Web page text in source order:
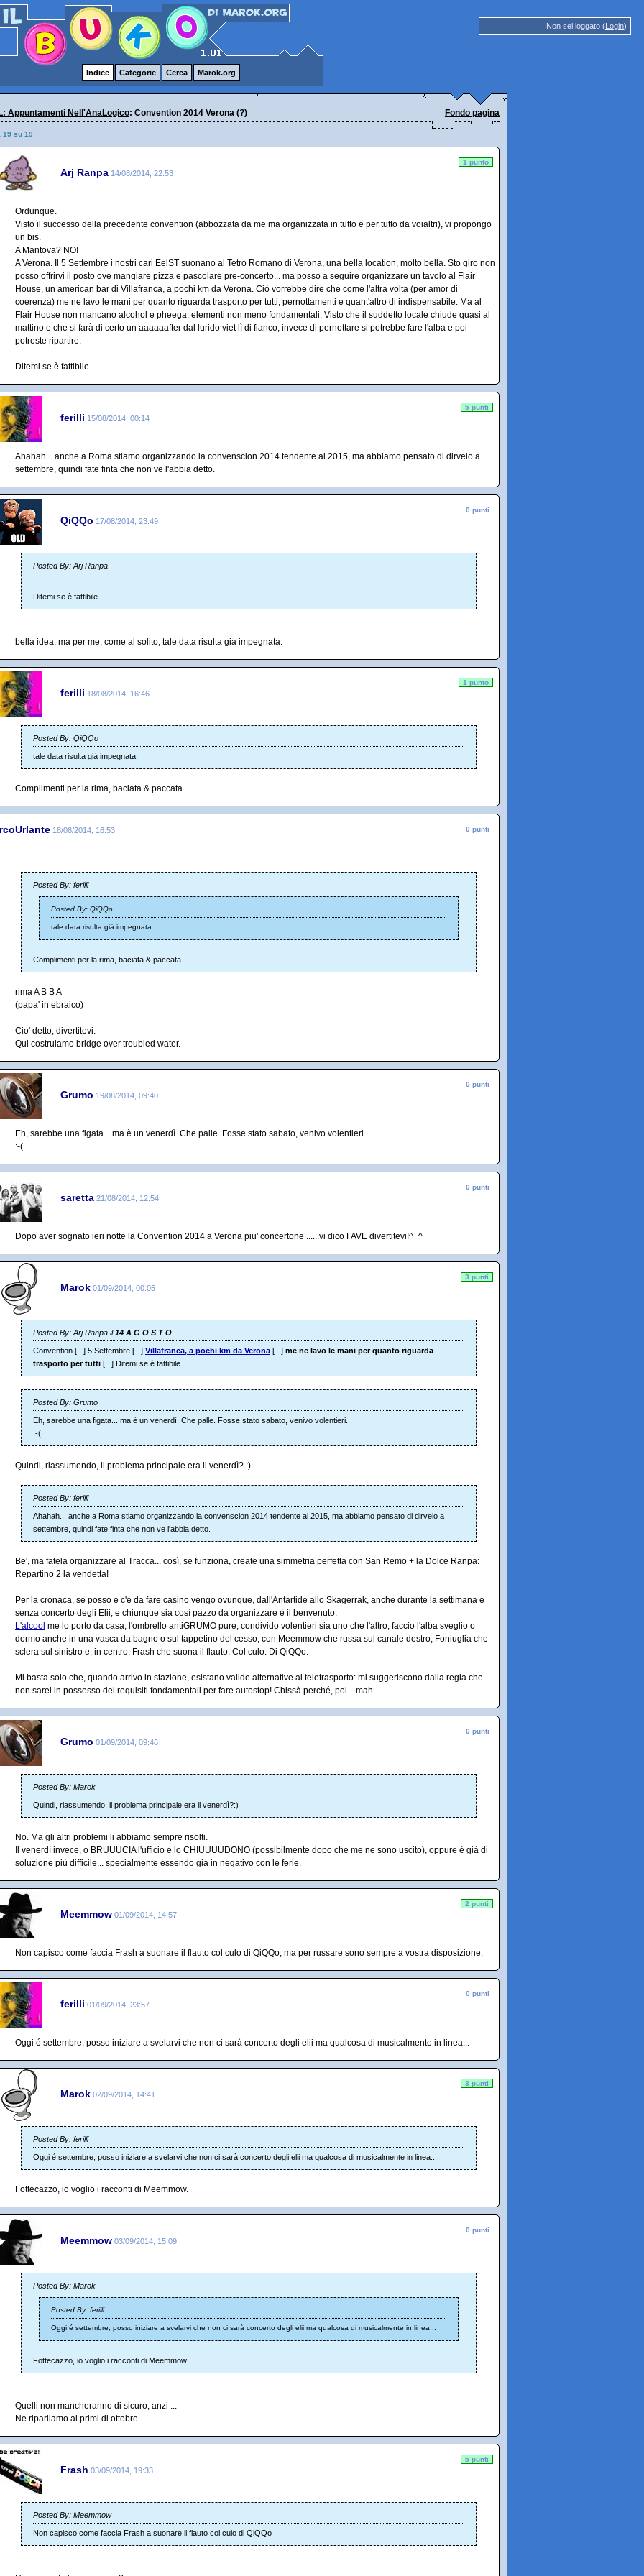
Non sei loggato (Login)
Indice Categorie Cerca Marok.org
Appuntamenti Nell'AnaLogico: Convention 2014 Verona (?) Fondo pagina
19 su 19
Arj Ranpa 14/08/2014, 22:53
1 punto
Ordunque.
Visto il successo della precedente convention (abbozzata da me ma organizzata in tutto e per tutto da voialtri), vi propongo
un bis.
A Mantova? NO!
A Verona. Il 5 Settembre i nostri cari EelST suonano al Tetro Romano di Verona, una bella location, molto bella. Sto giro non
posso offrirvi il posto ove mangiare pizza e pascolare pre-concerto... ma posso a seguire organizzare un tavolo al Flair
House, un american bar di Villafranca, a pochi km da Verona. Ciò vorrebbe dire che come l'altra volta (per amor di
coerenza) me ne lavo le mani per quanto riguarda trasporto per tutti, pernottamenti e quant'altro di indispensabile. Ma al
Flair House non mancano alcohol e pheega, elementi non meno fondamentali. Visto che il suddetto locale chiude quasi al
mattino e che si farà di certo un aaaaaafter dal lurido viet lì di fianco, invece di pernottare si potrebbe fare l'alba e poi
potreste ripartire.
Ditemi se è fattibile.
ferilli 15/08/2014, 00:14
5 punti
Ahahah... anche a Roma stiamo organizzando la convenscion 2014 tendente al 2015, ma abbiamo pensato di dirvelo a
settembre, quindi fate finta che non ve l'abbia detto.
QiQQo 17/08/2014, 23:49
0 punti
Posted By: Arj Ranpa
Ditemi se è fattibile.
bella idea, ma per me, come al solito, tale data risulta già impegnata.
ferilli 18/08/2014, 16:46
1 punto
Posted By: QiQQo
tale data risulta già impegnata.
Complimenti per la rima, baciata & paccata
18/08/2014, 16:53 0 punti
Posted By: ferilli
Posted By: QiQQo
tale data risulta già impegnata.
Complimenti per la rima, baciata & paccata
rima A B B A
(papa' in ebraico)
Cio' detto, divertitevi.
Qui costruiamo bridge over troubled water.
Grumo 19/08/2014, 09:40
0 punti
Eh, sarebbe una figata... ma è un venerdì. Che palle. Fosse stato sabato, venivo volentieri.
:-(
saretta 21/08/2014, 12:54
0 punti
Dopo aver sognato ieri notte la Convention 2014 a Verona piu' concertone ......vi dico FAVE divertitevi!^_^
Marok 01/09/2014, 00:05
3 punti
Posted By: Arj Ranpa il14 A G O S T O
Convention [...] 5 Settembre [...] Villafranca, a pochi km da Verona [...] me ne lavo le mani per quanto riguarda
trasporto per tutti [...] Ditemi se è fattibile.
Posted By: Grumo
Eh, sarebbe una figata... ma è un venerdì. Che palle. Fosse stato sabato, venivo volentieri.
:-(
Quindi, riassumendo, il problema principale era il venerdì? :)
Posted By: ferilli
Ahahah... anche a Roma stiamo organizzando la convenscion 2014 tendente al 2015, ma abbiamo pensato di dirvelo a
settembre, quindi fate finta che non ve l'abbia detto.
Be', ma fatela organizzare al Tracca... così, se funziona, create una simmetria perfetta con San Remo + la Dolce Ranpa:
Repartino 2 la vendetta!
Per la cronaca, se posso e c'è da fare casino vengo ovunque, dall'Antartide allo Skagerrak, anche durante la settimana e
senza concerto degli Elii, e chiunque sia così pazzo da organizzare è il benvenuto.
L'alcool me lo porto da casa, l'ombrello antiGRUMO pure, condivido volentieri sia uno che l'altro, faccio l'alba sveglio o
dormo anche in una vasca da bagno o sul tappetino del cesso, con Meemmow che russa sul canale destro, Foniuglia che
sclera sul sinistro e, in centro, Frash che suona il flauto. Col culo. Di QiQQo.
Mi basta solo che, quando arrivo in stazione, esistano valide alternative al teletrasporto: mi suggeriscono dalla regia che
non sarei in possesso dei requisiti fondamentali per fare autostop! Chissà perché, poi... mah.
Grumo 01/09/2014, 09:46
0 punti
Posted By: Marok
Quindi, riassumendo, il problema principale era il venerdì?:)
No. Ma gli altri problemi li abbiamo sempre risolti.
Il venerdì invece, o BRUUUCIA l'ufficio e lo CHIUUUUDONO (possibilmente dopo che me ne sono uscito), oppure è già di
soluzione più difficile... specialmente essendo già in negativo con le ferie.
Meemmow 01/09/2014, 14:57
2 punti
Non capisco come faccia Frash a suonare il flauto col culo di QiQQo, ma per russare sono sempre a vostra disposizione.
ferilli 01/09/2014, 23:57
0 punti
Oggi é settembre, posso iniziare a svelarvi che non ci sarà concerto degli elii ma qualcosa di musicalmente in linea...
Marok 02/09/2014, 14:41
3 punti
Posted By: ferilli
Oggi é settembre, posso iniziare a svelarvi che non ci sarà concerto degli elii ma qualcosa di musicalmente in linea...
Fottecazzo, io voglio i racconti di Meemmow.
Meemmow 03/09/2014, 15:09
0 punti
Posted By: Marok
Posted By: ferilli
Oggi é settembre, posso iniziare a svelarvi che non ci sarà concerto degli elii ma qualcosa di musicalmente in linea...
Fottecazzo, io voglio i racconti di Meemmow.
Quelli non mancheranno di sicuro, anzi ...
Ne riparliamo ai primi di ottobre
Frash 03/09/2014, 19:33
5 punti
Posted By: Meemmow
Non capisco come faccia Frash a suonare il flauto col culo di QiQQo